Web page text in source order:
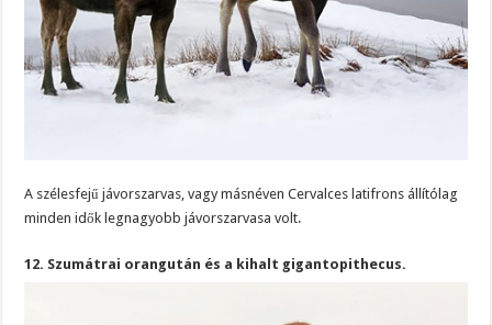
A szélesfejű jávorszarvas, vagy másnéven Cervalces latifrons állítólag
minden idők legnagyobb jávorszarvasa volt.
12. Szumátrai orangután és a kihalt gigantopithecus.